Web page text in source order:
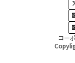
コー